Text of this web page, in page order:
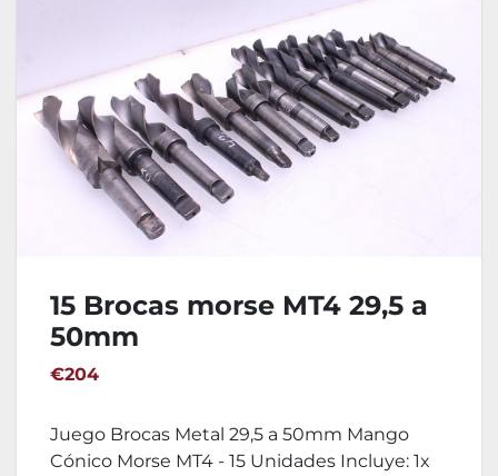
15 Brocas morse MT4 29,5 a
50mm
€204
Juego Brocas Metal 29,5 a 50mm Mango
Cónico Morse MT4 - 15 Unidades Incluye: 1x